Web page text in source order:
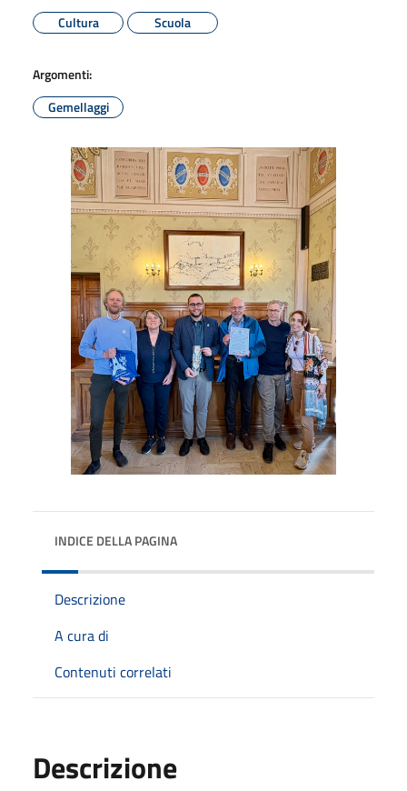
Cultura
Scuola
Argomenti:
Gemellaggi
INDICE DELLA PAGINA
Descrizione
A cura di
Contenuti correlati
Descrizione